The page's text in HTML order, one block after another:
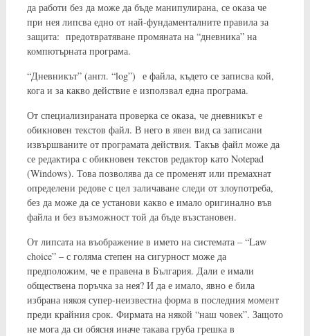
да работи без да може да бъде манипулирана, се оказа че
при нея липсва едно от най-фундаменталните правила за
защита: предотвратяване промяната на “дневника” на
компютърната програма.
“Дневникът” (англ. “log”) е файла, където се записва кой,
кога и за какво действие е използвал една програма.
От специализираната проверка се оказа, че дневникът е
обикновен текстов файл. В него в явен вид са записани
извършваните от програмата действия. Такъв файл може да
се редактира с обикновен текстов редактор като Notepad
(Windows). Това позволява да се променят или премахнат
определени редове с цел заличаване следи от злоупотреба,
без да може да се установи какво е имало оригинално във
файла и без възможност той да бъде възстановен.
От липсата на въображение в името на системата – “Law
choice” – с голяма степен на сигурност може да
предположим, че е правена в България. Дали е имали
обществена поръчка за нея? И да е имало, явно е била
избрана някоя супер-неизвестна форма в последния момент
преди крайния срок. Фирмата на някой “наш човек”. Защото
не мога да си обясня иначе такава груба грешка в